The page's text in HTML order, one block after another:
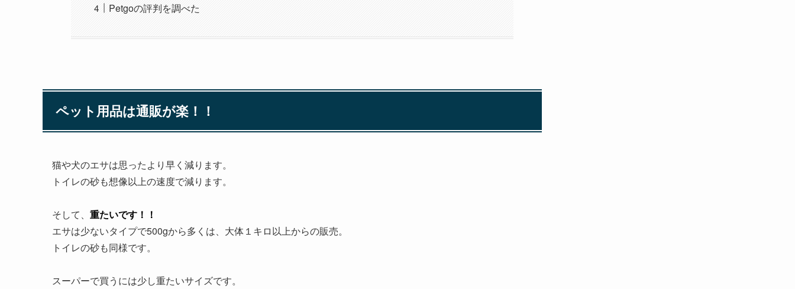
Petgoの評判を調べた
ペット用品は通販が楽！！
猫や犬のエサは思ったより早く減ります。
トイレの砂も想像以上の速度で減ります。
そして、 重たいです！！
エサは少ないタイプで500gから多くは、大体１キロ以上からの販売。
トイレの砂も同様です。
スーパーで買うには少し重たいサイズです。